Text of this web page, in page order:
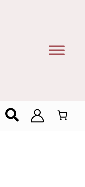
Zoeken